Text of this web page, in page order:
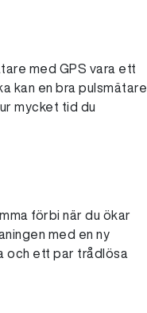
med GPS vara ett
kan en bra pulsmätare
mycket tid du
förbi när du ökar
med en ny
och ett par trådlösa